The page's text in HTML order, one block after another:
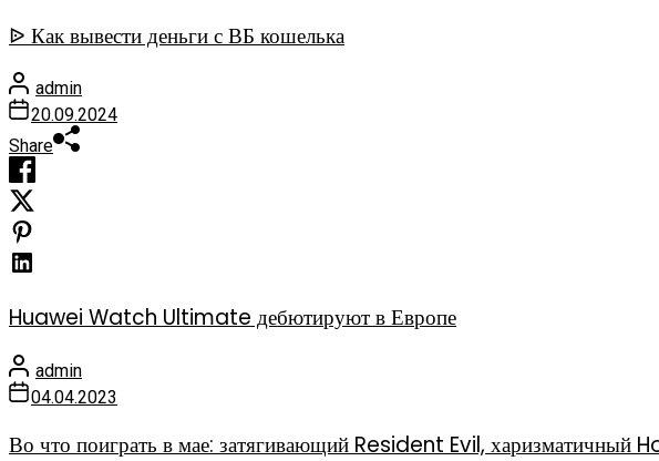
ᐉ Как вывести деньги с ВБ кошелька
admin
20.09.2024
Share
Huawei Watch Ultimate дебютируют в Европе
admin
04.04.2023
Во что поиграть в мае: затягивающий Resident Evil,